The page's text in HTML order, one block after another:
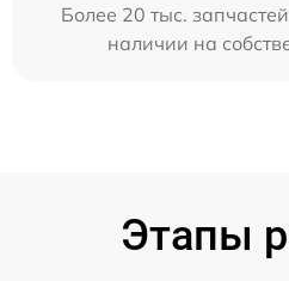
Более 20 тыс.
наличии на
Этапы